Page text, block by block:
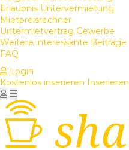
Erlaubnis Untervermietung
Mietpreisrechner
Untermietvertrag Gewerbe
Weitere interessante Beiträge
FAQ
Login
Kostenlos inserieren Inserieren